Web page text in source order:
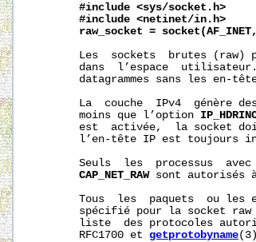
#include <sys/socket.h>
#include <netinet/in.h>
raw_socket
= socket(AF_INET,
Les  sockets  brutes (raw)
dans  l’espace
datagrammes sans les en-
La  couche  IPv4  génère
       moins que l’option
est  activée,  la socket
l’en-tête IP est toujours
Seuls  les  processus
CAP_NET_RAW sont autorisés
Tous  les  paquets  ou les
spécifié pour la socket
liste  des protocoles
       RFC1700 et
getprotobyname